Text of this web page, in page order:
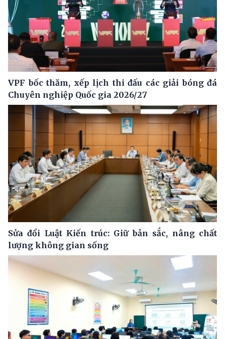
VPF bốc thăm, xếp lịch thi đấu các giải bóng đá
Chuyên nghiệp Quốc gia 2026/27
Sửa đổi Luật Kiến trúc: Giữ bản sắc, nâng chất
lượng không gian sống